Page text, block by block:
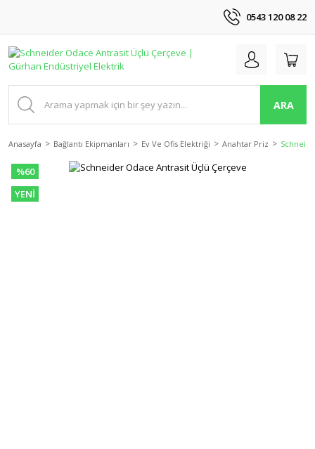
0543 120 08 22
ARA
Anasayfa Bağlantı Ekipmanları Ev Ve Ofis Elektriği Anahtar Priz
%60
YENİ